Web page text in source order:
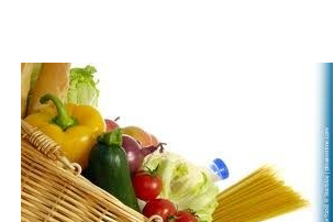
canasta-basica.jpg